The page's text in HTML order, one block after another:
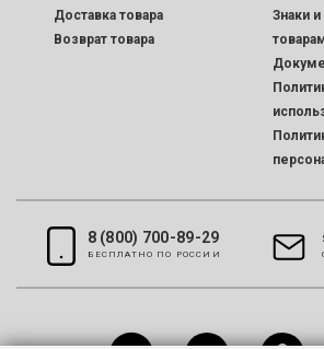
Доставка товара
Возврат товара
Знаки и
8 (800) 700-89-29
БЕСПЛАТНО ПО РОССИИ